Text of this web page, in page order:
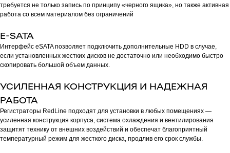
требуется не только запись по принципу «черного ящика», но также активная
работа со всем материалом без ограничений
E-SATA
Интерфейс eSATA позволяет подключить дополнительные HDD в случае,
если установленных жестких дисков не достаточно или необходимо быстро
скопировать большой объем данных.
УСИЛЕННАЯ КОНСТРУКЦИЯ И НАДЕЖНАЯ
РАБОТА
Регистраторы RedLine подходят для установки в любых помещениях —
усиленная конструкция корпуса, система охлаждения и вентилирования
защитят технику от внешних воздействий и обеспечат благоприятный
температурный режим для жесткого диска, продлив его срок службы.